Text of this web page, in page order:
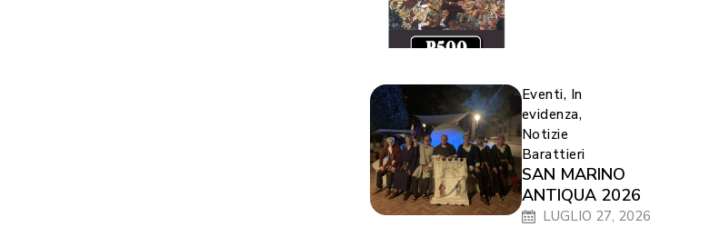
Eventi, In
evidenza,
Notizie
Barattieri
SAN MARINO
ANTIQUA 2026
LUGLIO 27, 2026